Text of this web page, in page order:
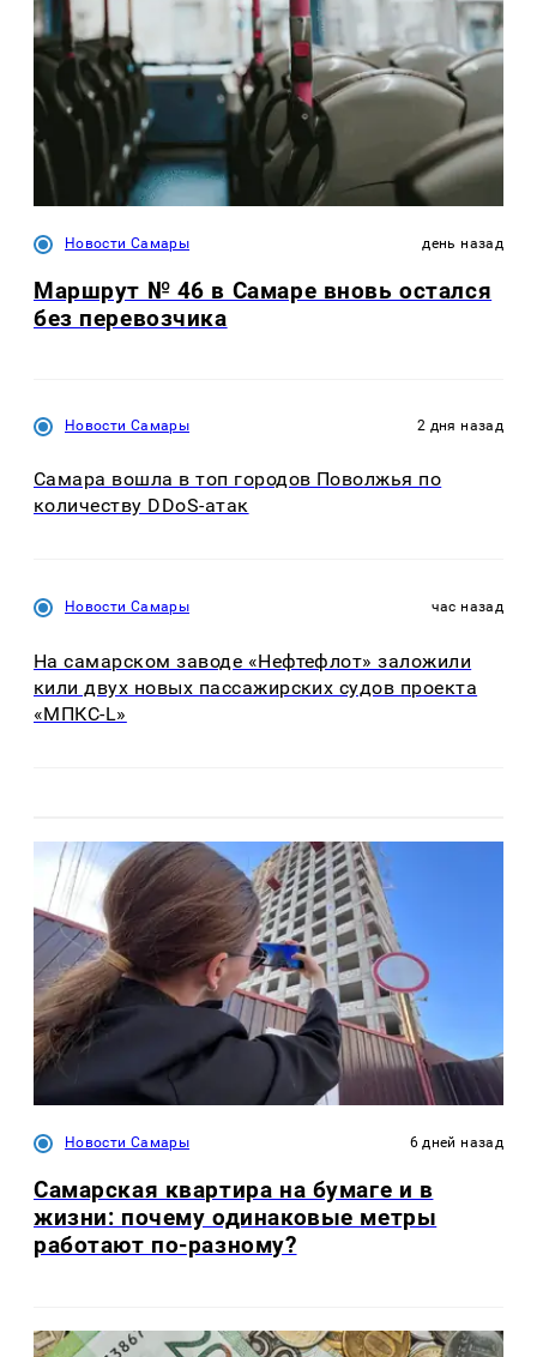
Новости Самары день назад
Маршрут № 46 в Самаре вновь остался
без перевозчика
Новости Самары 2 дня назад
Самара вошла в топ городов Поволжья по
количеству DDoS-атак
Новости Самары час назад
На самарском заводе «Нефтефлот» заложили
кили двух новых пассажирских судов проекта
«МПКС-L»
Новости Самары 6 дней назад
Самарская квартира на бумаге и в
жизни: почему одинаковые метры
работают по-разному?